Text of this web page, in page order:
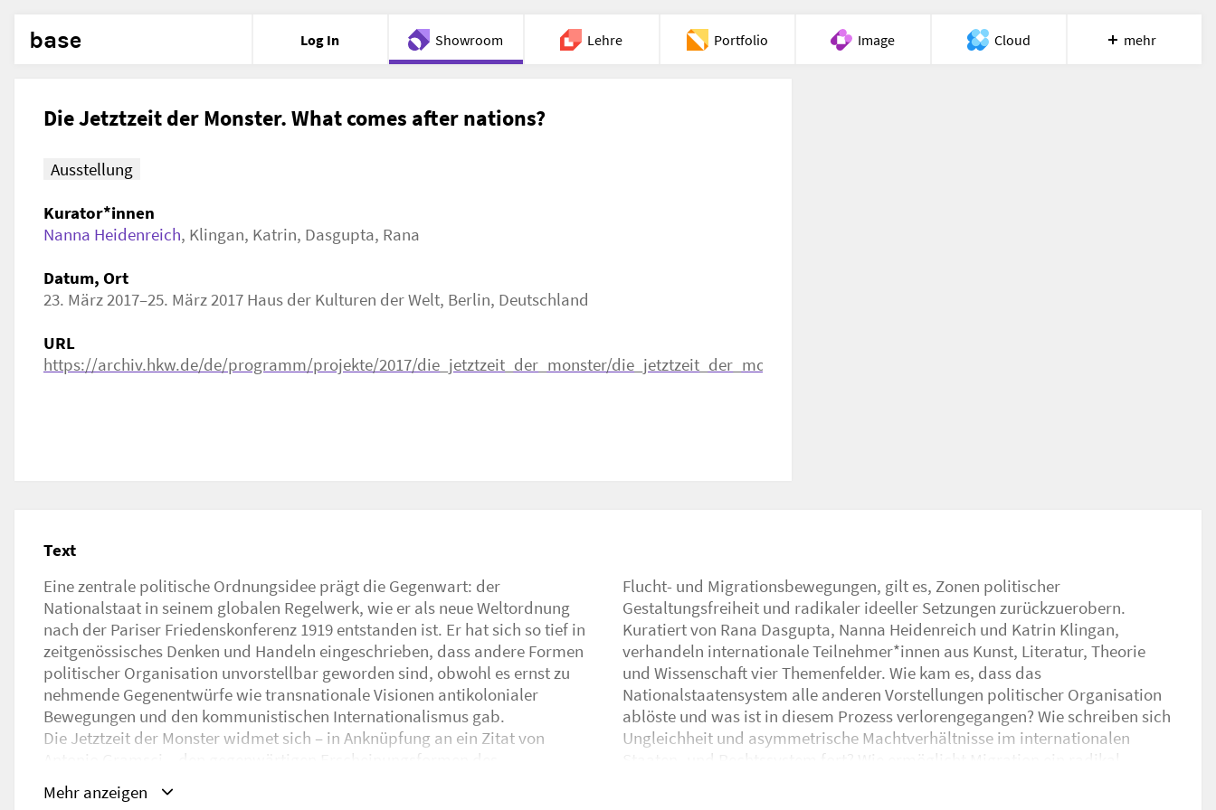
base Log In Showroom Lehre Portfolio Image Cloud mehr
Die Jetztzeit der Monster. What comes after nations?
Ausstellung
Kurator*innen
Nanna Heidenreich, Klingan, Katrin, Dasgupta, Rana
Datum, Ort
23. März 2017–25. März 2017 Haus der Kulturen der Welt, Berlin, Deutschland
URL
https://archiv.hkw.de/de/programm/projekte/2017/die_jetztzeit_der_monster/die_jetztzeit_der_monster_start.php
Text
Eine zentrale politische Ordnungsidee prägt die Gegenwart: der
Nationalstaat in seinem globalen Regelwerk, wie er als neue Weltordnung
nach der Pariser Friedenskonferenz 1919 entstanden ist. Er hat sich so tief in
zeitgenössisches Denken und Handeln eingeschrieben, dass andere Formen
politischer Organisation unvorstellbar geworden sind, obwohl es ernst zu
nehmende Gegenentwürfe wie transnationale Visionen antikolonialer
Bewegungen und den kommunistischen Internationalismus gab.
Die Jetztzeit der Monster widmet sich – in Anknüpfung an ein Zitat von
Antonio Gramsci – den gegenwärtigen Erscheinungsformen des
nationalstaatlichen Ordnungsgefüges, untersucht seine
Ausschlussmechanismen sowie die darin strukturell verankerte Gewalt und
Flucht- und Migrationsbewegungen, gilt es, Zonen politischer
Gestaltungsfreiheit und radikaler ideeller Setzungen zurückzuerobern.
Kuratiert von Rana Dasgupta, Nanna Heidenreich und Katrin Klingan,
verhandeln internationale Teilnehmer*innen aus Kunst, Literatur, Theorie
und Wissenschaft vier Themenfelder. Wie kam es, dass das
Nationalstaatensystem alle anderen Vorstellungen politischer Organisation
ablöste und was ist in diesem Prozess verlorengegangen? Wie schreiben sich
Ungleichheit und asymmetrische Machtverhältnisse im internationalen
Staaten- und Rechtssystem fort? Wie ermöglicht Migration ein radikal
anderes Denken bestehender Strukturen? Wie lässt sich die aktuelle Rolle des
Staates im Beziehungsgeflecht von Globalisierung und Finanzkapitalismus
Mehr anzeigen